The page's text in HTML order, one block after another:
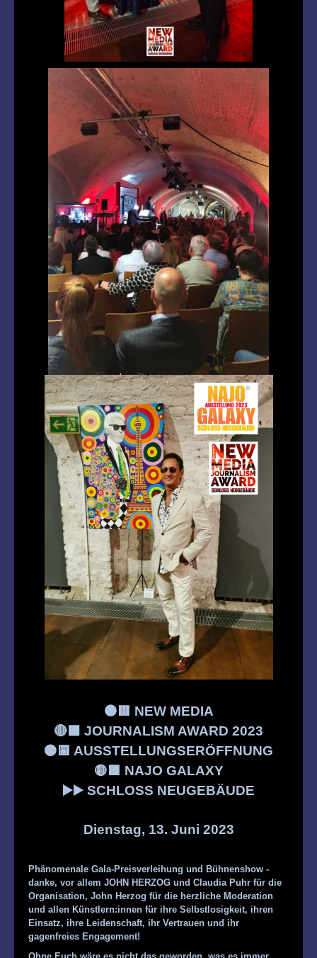
⚫️🟥 NEW MEDIA
🔴⬛️ JOURNALISM AWARD 2023
🟠🟨 AUSSTELLUNGSERÖFFNUNG
🟡🟧 NAJO GALAXY
▶️▶️ SCHLOSS NEUGEBÄUDE
Dienstag, 13. Juni 2023
Phänomenale Gala-Preisverleihung und Bühnenshow -
danke, vor allem JOHN HERZOG und Claudia Puhr für die
Organisation, John Herzog für die herzliche Moderation
und allen Künstlern:innen für ihre Selbstlosigkeit, ihren
Einsatz, ihre Leidenschaft, ihr Vertrauen und ihr
gagenfreies Engagement!